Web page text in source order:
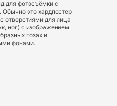
для фотосъёмки с
Обычно это хардпостер
отверстиями для лица
ног) с изображением
позах и
фонами.